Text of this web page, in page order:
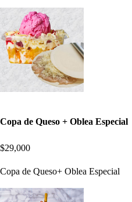
Copa de Queso + Oblea Especial
$29,000
Copa de Queso+ Oblea Especial